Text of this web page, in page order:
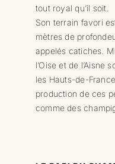
tout royal qu’il soit.
Son terrain favori
mètres de
appelés catiches.
l’Oise et de l’Aisne
les Hauts-de-
production de ces
comme des